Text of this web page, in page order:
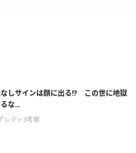
しサインは顔に出る!? この世に地獄
な...
レディ3考察